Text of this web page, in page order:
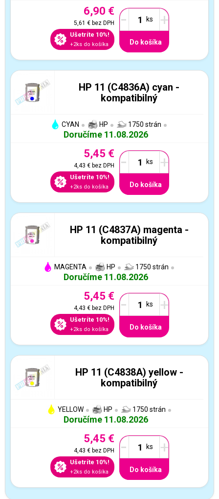
6,90 €
5,61 €bez DPH
Ušetríte 10%!
+2ks do košíka
- +
Do košíka
HP 11 (C4836A) cyan -
kompatibilný
CYAN HP 1750 strán
Doručíme 11.08.2026
5,45 €
4,43 €bez DPH
Ušetríte 10%!
+2ks do košíka
- +
Do košíka
HP 11 (C4837A) magenta -
kompatibilný
MAGENTA HP 1750 strán
Doručíme 11.08.2026
5,45 €
4,43 €bez DPH
Ušetríte 10%!
+2ks do košíka
- +
Do košíka
HP 11 (C4838A) yellow -
kompatibilný
YELLOW HP 1750 strán
Doručíme 11.08.2026
5,45 €
4,43 €bez DPH
Ušetríte 10%!
+2ks do košíka
- +
Do košíka